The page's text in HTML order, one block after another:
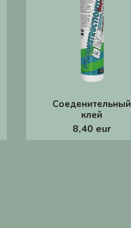
Соеденительный
клей
8,40 eur